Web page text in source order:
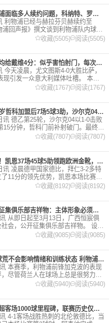
2回声报：利物浦面临多人续约问题，科纳特、罗伯逊合同今夏到期
利物浦已经与赫拉芬贝赫续约至
回声报》撰文谈到利物浦队内球员
表示，利物浦多位球员面临合同问
来说，科纳特的合同将在本赛季末到
收藏(5505) 阅读(5505)
2意大利三大报均给戴维4分：似乎害怕射门，每次触球球迷都叹息
今天凌晨，尤文图斯4-0大胜比萨，
现引发一众意大利媒体吐槽。 本场
被换下，赛后，《米兰体育报》、
《都灵体育报》三大报都给戴维打
收藏(1767) 阅读(1767)
2冲击德甲！40岁哲科加盟后7场5球3助，沙尔克04继续领跑德乙！
讯 德乙第25轮，沙尔克04以1-0击败
15分钟，哲科门前补射破门。最终凭
克04成功拿到3分，继续领跑德
收藏(7807) 阅读(7807)
2国家德比双响！凯恩37场45球5助领跑欧洲金靴，32岁保持赛季全勤
讯 凌晨德甲国家德比，拜仁3-2多特
11分的领先优势，凯恩本场比赛上
32岁的凯恩仍然保持着超高的效率，
全勤，出战37场比赛，狂轰45
收藏(8192) 阅读(8192)
2广西恒宸公开征集俱乐部吉祥物：主体形象必须为龙
从即日起至3月13日，广西恒宸俱
会，公开征集俱乐部吉祥物。 设计
：必须为龙。龙，是中华民族的精神
收藏(9085) 阅读(9085)
2加克波：7场球荒不会影响情绪和训练状态 利物浦如今已不容有失
本赛季，利物浦前锋加克波的表现
尽管荷兰人在球场上总是很努力。
访时，他谈论了诸多话题。 关于球
的看法 这是一个很好的问题。这个
收藏(5940) 阅读(5940)
2阿森纳达成英超客场1000球里程碑，联赛历史仅次于曼联的1063球
4-1客场战胜热刺的北伦敦德比，当